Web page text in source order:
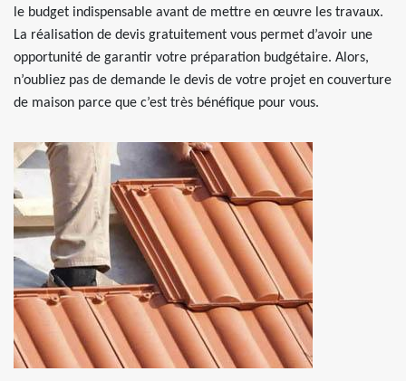
le budget indispensable avant de mettre en œuvre les travaux.
La réalisation de devis gratuitement vous permet d’avoir une
opportunité de garantir votre préparation budgétaire. Alors,
n’oubliez pas de demande le devis de votre projet en couverture
de maison parce que c’est très bénéfique pour vous.